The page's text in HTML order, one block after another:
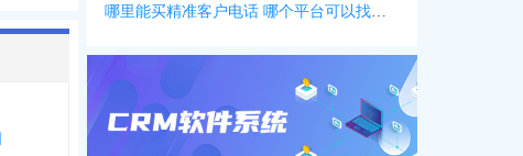
哪里能买精准客户电话 哪个平台可以找客户资源